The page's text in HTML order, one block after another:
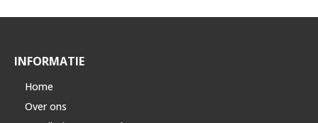
INFORMATIE
Home
Over ons